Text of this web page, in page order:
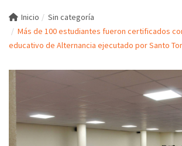
Inicio
Sin categoría
Más de 100 estudiantes fueron certificados
educativo de Alternancia ejecutado por Santo